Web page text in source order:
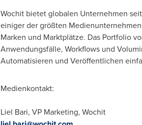
Wochit bietet globalen Unternehmen
einiger der größten
Marken und Marktplätze. Das Portfolio
Anwendungsfälle, Workflows und
Automatisieren und Veröffentlichen
Medienkontakt:
Liel Bari, VP Marketing, Wochit